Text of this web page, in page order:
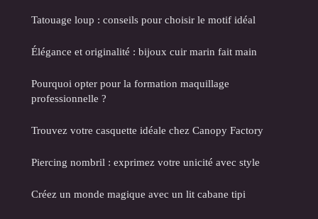
Tatouage loup : conseils pour choisir le motif idéal
Élégance et originalité : bijoux cuir marin fait main
Pourquoi opter pour la formation maquillage
professionnelle ?
Trouvez votre casquette idéale chez Canopy Factory
Piercing nombril : exprimez votre unicité avec style
Créez un monde magique avec un lit cabane tipi